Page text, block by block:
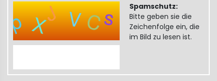
Spamschutz:
Bitte geben sie die
Zeichenfolge ein, die
im Bild zu lesen ist.